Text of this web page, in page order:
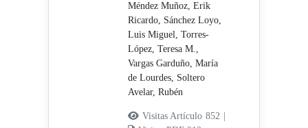
Méndez Muñoz, Erik
Ricardo, Sánchez Loyo,
Luis Miguel, Torres-
López, Teresa M.,
Vargas Garduño, María
de Lourdes, Soltero
Avelar, Rubén
Visitas Artículo 852 |